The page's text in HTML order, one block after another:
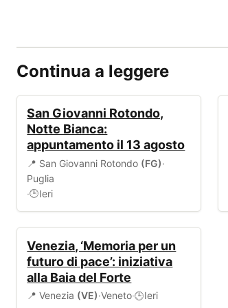
Continua a leggere
San Giovanni Rotondo,
Notte Bianca:
appuntamento il 13 agosto
📍 San Giovanni Rotondo (FG)·
Puglia
·🕒Ieri
Venezia, ‘Memoria per un
futuro di pace’: iniziativa
alla Baia del Forte
📍 Venezia (VE)·Veneto·🕒Ieri